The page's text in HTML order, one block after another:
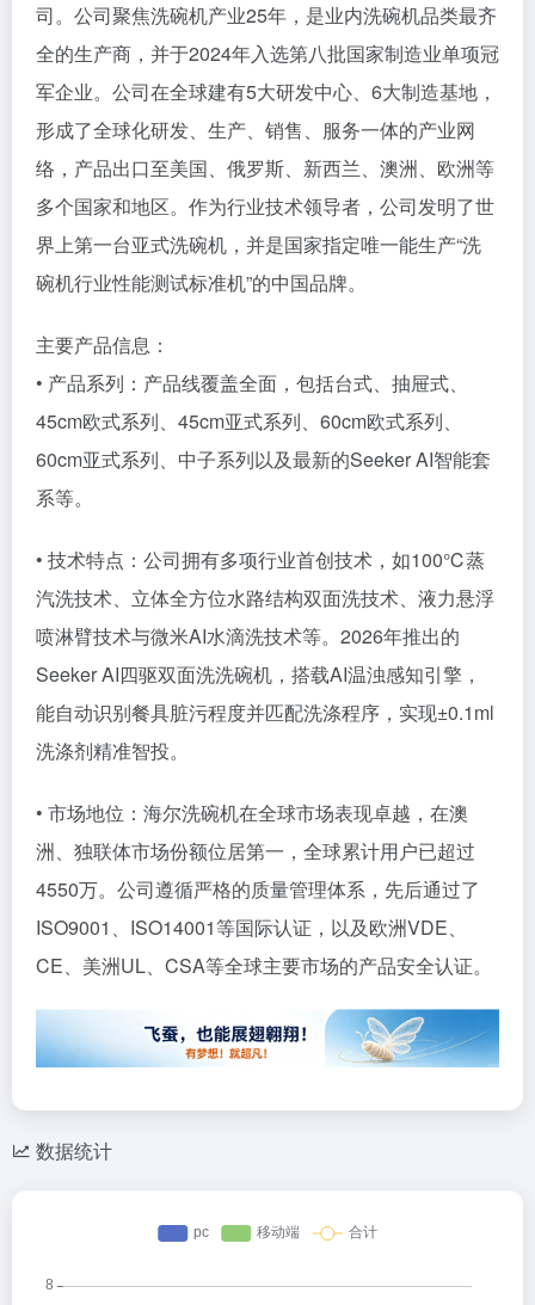
司。公司聚焦洗碗机产业25年，是业内洗碗机品类最齐
全的生产商，并于2024年入选第八批国家制造业单项冠
军企业。公司在全球建有5大研发中心、6大制造基地，
形成了全球化研发、生产、销售、服务一体的产业网
络，产品出口至美国、俄罗斯、新西兰、澳洲、欧洲等
多个国家和地区。作为行业技术领导者，公司发明了世
界上第一台亚式洗碗机，并是国家指定唯一能生产“洗
碗机行业性能测试标准机”的中国品牌。
主要产品信息：
• 产品系列：产品线覆盖全面，包括台式、抽屉式、
45cm欧式系列、45cm亚式系列、60cm欧式系列、
60cm亚式系列、中子系列以及最新的Seeker AI智能套
系等。
• 技术特点：公司拥有多项行业首创技术，如100℃蒸
汽洗技术、立体全方位水路结构双面洗技术、液力悬浮
喷淋臂技术与微米AI水滴洗技术等。2026年推出的
Seeker AI四驱双面洗洗碗机，搭载AI温浊感知引擎，
能自动识别餐具脏污程度并匹配洗涤程序，实现±0.1ml
洗涤剂精准智投。
• 市场地位：海尔洗碗机在全球市场表现卓越，在澳
洲、独联体市场份额位居第一，全球累计用户已超过
4550万。公司遵循严格的质量管理体系，先后通过了
ISO9001、ISO14001等国际认证，以及欧洲VDE、
CE、美洲UL、CSA等全球主要市场的产品安全认证。
数据统计